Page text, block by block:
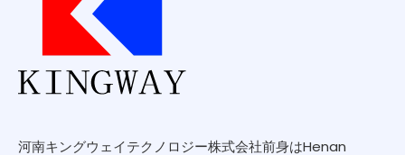
河南キングウェイテクノロジー株式会社前身はHenan